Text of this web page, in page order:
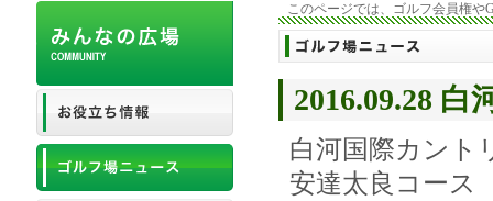
このページでは、ゴルフ会員権や
2016.09.28
白河国際カント
安達太良コース